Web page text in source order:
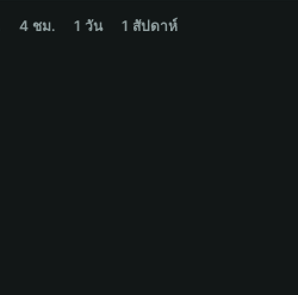
4 ชม. 1 วัน 1 สัปดาห์